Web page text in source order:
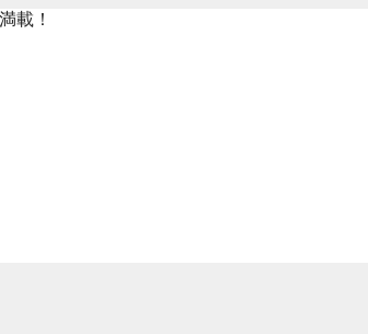
載！